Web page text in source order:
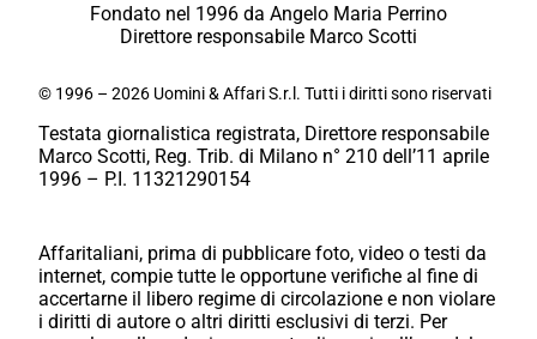
Fondato nel 1996 da Angelo Maria Perrino
Direttore responsabile Marco Scotti
© 1996 – 2026 Uomini & Affari S.r.l. Tutti i diritti sono riservati
Testata giornalistica registrata, Direttore responsabile
Marco Scotti, Reg. Trib. di Milano n° 210 dell’11 aprile
1996 – P.I. 11321290154
Affaritaliani, prima di pubblicare foto, video o testi da
internet, compie tutte le opportune verifiche al fine di
accertarne il libero regime di circolazione e non violare
i diritti di autore o altri diritti esclusivi di terzi. Per